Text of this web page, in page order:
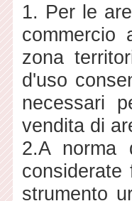
1. Per le
commercio
zona
d'uso
necessari
vendita di
2.A norma
strumento